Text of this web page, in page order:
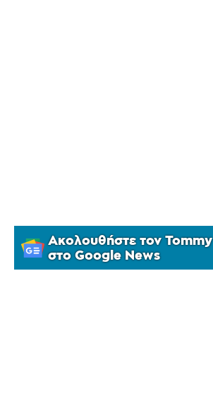
Ακολουθήστε τον Tommy
στο Google News